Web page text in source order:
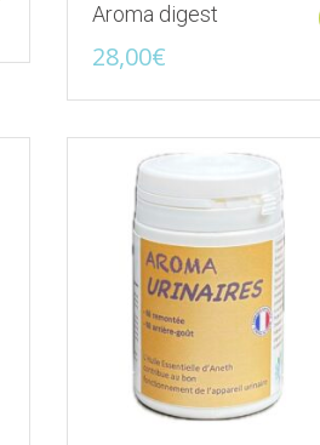
Aroma digest
28,00€
Ajouter à la liste